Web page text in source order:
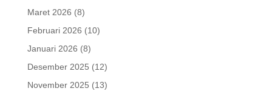
Maret 2026 (8)
Februari 2026 (10)
Januari 2026 (8)
Desember 2025 (12)
November 2025 (13)